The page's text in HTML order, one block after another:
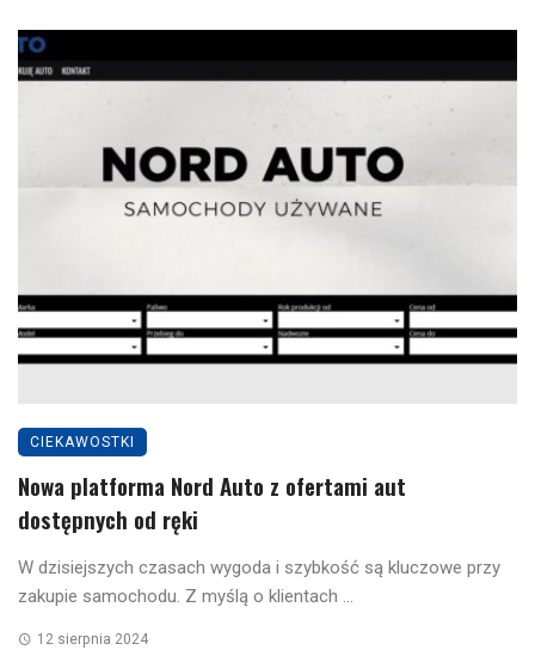
CIEKAWOSTKI
Nowa platforma Nord Auto z ofertami aut
dostępnych od ręki
W dzisiejszych czasach wygoda i szybkość są kluczowe przy
zakupie samochodu. Z myślą o klientach ...
12 sierpnia 2024